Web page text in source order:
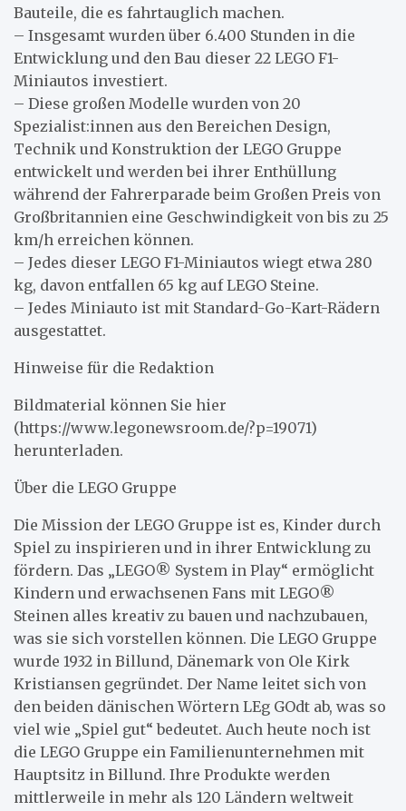
Bauteile, die es fahrtauglich machen.
– Insgesamt wurden über 6.400 Stunden in die
Entwicklung und den Bau dieser 22 LEGO F1-
Miniautos investiert.
– Diese großen Modelle wurden von 20
Spezialist:innen aus den Bereichen Design,
Technik und Konstruktion der LEGO Gruppe
entwickelt und werden bei ihrer Enthüllung
während der Fahrerparade beim Großen Preis von
Großbritannien eine Geschwindigkeit von bis zu 25
km/h erreichen können.
– Jedes dieser LEGO F1-Miniautos wiegt etwa 280
kg, davon entfallen 65 kg auf LEGO Steine.
– Jedes Miniauto ist mit Standard-Go-Kart-Rädern
ausgestattet.
Hinweise für die Redaktion
Bildmaterial können Sie hier
(https://www.legonewsroom.de/?p=19071)
herunterladen.
Über die LEGO Gruppe
Die Mission der LEGO Gruppe ist es, Kinder durch
Spiel zu inspirieren und in ihrer Entwicklung zu
fördern. Das „LEGO® System in Play“ ermöglicht
Kindern und erwachsenen Fans mit LEGO®
Steinen alles kreativ zu bauen und nachzubauen,
was sie sich vorstellen können. Die LEGO Gruppe
wurde 1932 in Billund, Dänemark von Ole Kirk
Kristiansen gegründet. Der Name leitet sich von
den beiden dänischen Wörtern LEg GOdt ab, was so
viel wie „Spiel gut“ bedeutet. Auch heute noch ist
die LEGO Gruppe ein Familienunternehmen mit
Hauptsitz in Billund. Ihre Produkte werden
mittlerweile in mehr als 120 Ländern weltweit